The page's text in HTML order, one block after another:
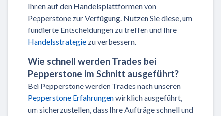
Ihnen auf den Handelsplattformen von
Pepperstone zur Verfügung. Nutzen Sie diese, um
fundierte Entscheidungen zu treffen und Ihre
Handelsstrategie zu verbessern.
Wie schnell werden Trades bei
Pepperstone im Schnitt ausgeführt?
Bei Pepperstone werden Trades nach unseren
Pepperstone Erfahrungenwirklich ausgeführt,
um sicherzustellen, dass Ihre Aufträge schnell und